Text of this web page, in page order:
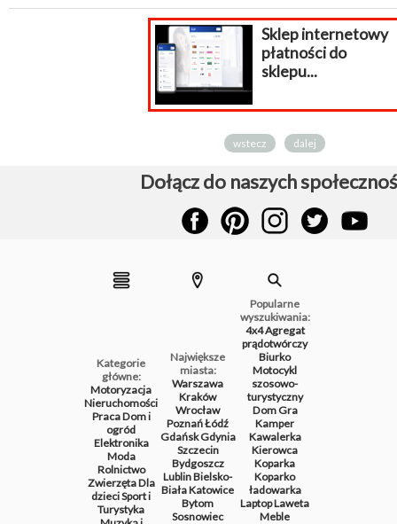
Sklep internetowy
płatności do
sklepu...
wstecz dalej
Dołącz do naszych
Kategorie
główne:
Motoryzacja
Nieruchomości
PracaDom i
ogród
Elektronika
Moda
Rolnictwo
ZwierzętaDla
dzieciSport i
Turystyka
Największe
miasta:
Warszawa
Kraków
Wrocław
PoznańŁódź
GdańskGdynia
Szczecin
Bydgoszcz
LublinBielsko-
BiałaKatowice
Bytom
Sosnowiec
Popularne
wyszukiwania:
4x4Agregat
prądotwórczy
Biurko
Motocykl
szosowo-
turystyczny
DomGra
Kamper
Kawalerka
Kierowca
Koparka
Koparko
ładowarka
LaptopLaweta
Meble